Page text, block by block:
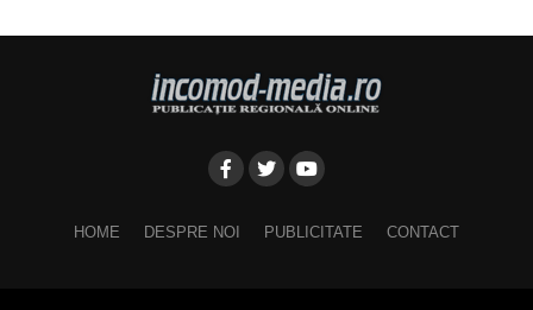
HOME DESPRE NOI PUBLICITATE CONTACT